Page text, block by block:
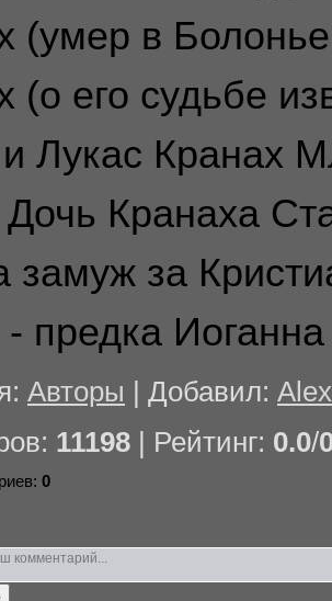
(умер в
(о его судьбе
Лукас Кранах
Кранаха
за
предка
: Авторы Добавил:
: 11198 Рейтинг: 0.0/
: 0